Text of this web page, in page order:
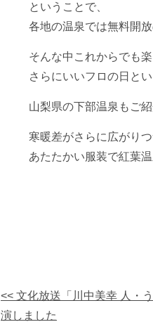
ということで、
各地の温泉では無料開
そんな中これからでも
さらにいいフロの日と
山梨県の下部温泉もご紹
寒暖差がさらに広がり
あたたかい服装で紅葉
<< 文化放送「川中美幸 人・
演しました